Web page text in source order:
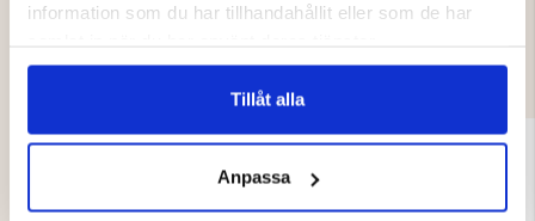
information som du har tillhandahållit eller som de har
Tillåt alla
Anpassa
DU KANSKE OCKSÅ ÄR INTRESSERAD
AV